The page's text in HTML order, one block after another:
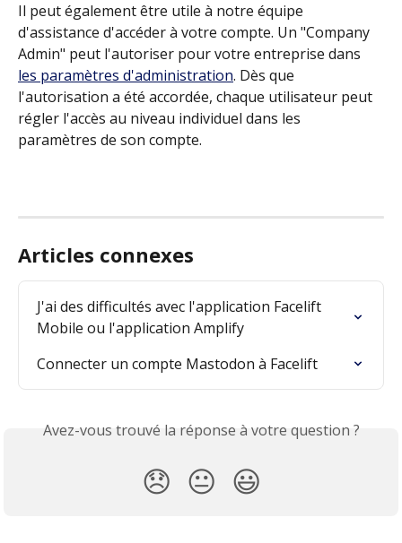
Il peut également être utile à notre équipe
d'assistance d'accéder à votre compte. Un "Company
Admin" peut l'autoriser pour votre entreprise dans
les paramètres d'administration. Dès que
l'autorisation a été accordée, chaque utilisateur peut
régler l'accès au niveau individuel dans les
paramètres de son compte.
Articles connexes
J'ai des difficultés avec l'application Facelift
Mobile ou l'application Amplify
Connecter un compte Mastodon à Facelift
Avez-vous trouvé la réponse à votre question ?
😞 😐 😃